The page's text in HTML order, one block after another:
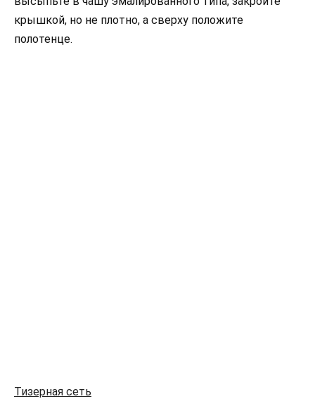
крышкой, но не плотно, а сверху положите
полотенце.
Тизерная сеть